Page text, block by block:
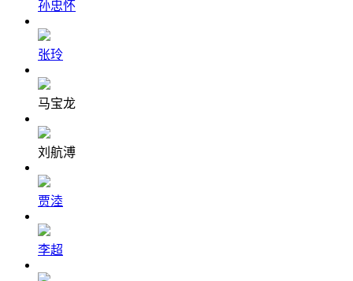
孙忠怀
张玲
马宝龙
刘航溥
贾淕
李超